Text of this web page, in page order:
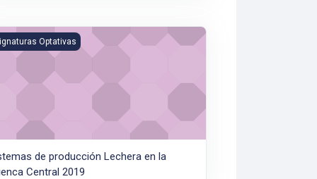
de producción Lechera en la Cuenca Central 2019
Optativas
de producción Lechera en la
Central 2019